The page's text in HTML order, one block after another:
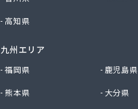
高知県
九州エリア
福岡県
鹿児島県
熊本県
大分県